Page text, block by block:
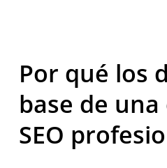
Por qué los
base de
SEO